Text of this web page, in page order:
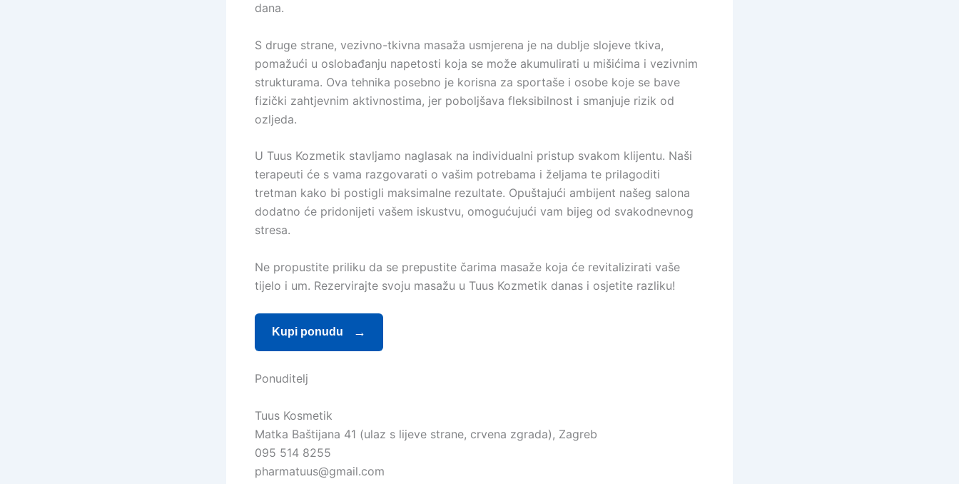
dana.
S druge strane, vezivno-tkivna masaža usmjerena je na dublje slojeve tkiva,
pomažući u oslobađanju napetosti koja se može akumulirati u mišićima i vezivnim
strukturama. Ova tehnika posebno je korisna za sportaše i osobe koje se bave
fizički zahtjevnim aktivnostima, jer poboljšava fleksibilnost i smanjuje rizik od
ozljeda.
U Tuus Kozmetik stavljamo naglasak na individualni pristup svakom klijentu. Naši
terapeuti će s vama razgovarati o vašim potrebama i željama te prilagoditi
tretman kako bi postigli maksimalne rezultate. Opuštajući ambijent našeg salona
dodatno će pridonijeti vašem iskustvu, omogućujući vam bijeg od svakodnevnog
stresa.
Ne propustite priliku da se prepustite čarima masaže koja će revitalizirati vaše
tijelo i um. Rezervirajte svoju masažu u Tuus Kozmetik danas i osjetite razliku!
Kupi ponudu
Ponuditelj
Tuus Kosmetik
Matka Baštijana 41 (ulaz s lijeve strane, crvena zgrada), Zagreb
095 514 8255
pharmatuus@gmail.com